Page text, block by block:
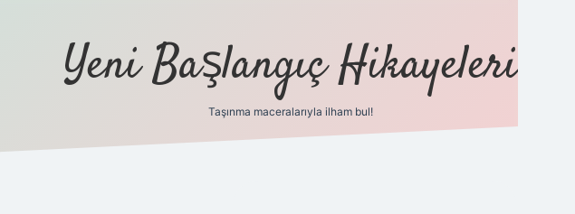
Yeni Başlangıç Hikayeleri
Taşınma maceralarıyla ilham bul!